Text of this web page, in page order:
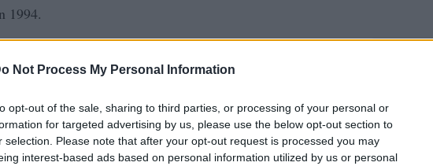
Not Process My Personal Information
opt-out of the sale, sharing to third parties, or processing of your personal or
for targeted advertising by us, please use the below opt-out section to
selection. Please note that after your opt-out request is processed you may
interest-based ads based on personal information utilized by us or personal
1994.
LES
1
Les